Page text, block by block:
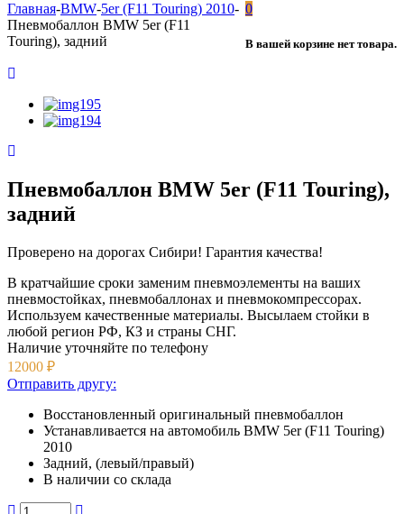
0
В вашей корзине нет товара.
Главная-BMW-5er (F11 Touring) 2010-
Пневмобаллон BMW 5er (F11
Touring), задний
Пневмобаллон BMW 5er (F11 Touring),
задний
Проверено на дорогах Сибири! Гарантия качества!
В кратчайшие сроки заменим пневмоэлементы на ваших
пневмостойках, пневмобаллонах и пневмокомпрессорах.
Используем качественные материалы. Высылаем стойки в
любой регион РФ, КЗ и страны СНГ.
Наличие уточняйте по телефону
12000 ₽
Отправить другу:
Восстановленный оригинальный пневмобаллон
Устанавливается на автомобиль BMW 5er (F11 Touring)
2010
Задний, (левый/правый)
В наличии со склада